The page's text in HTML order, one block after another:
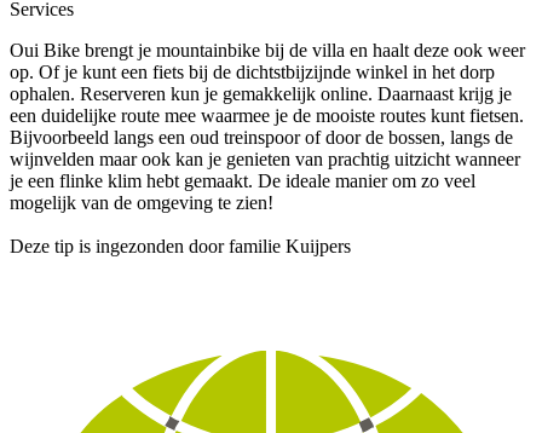
Services
Oui Bike brengt je mountainbike bij de villa en haalt deze ook weer
op. Of je kunt een fiets bij de dichtstbijzijnde winkel in het dorp
ophalen. Reserveren kun je gemakkelijk online. Daarnaast krijg je
een duidelijke route mee waarmee je de mooiste routes kunt fietsen.
Bijvoorbeeld langs een oud treinspoor of door de bossen, langs de
wijnvelden maar ook kan je genieten van prachtig uitzicht wanneer
je een flinke klim hebt gemaakt. De ideale manier om zo veel
mogelijk van de omgeving te zien!
Deze tip is ingezonden door familie Kuijpers